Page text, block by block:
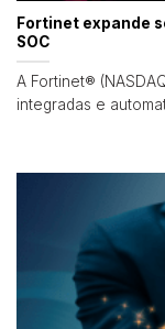
Fortinet expande
SOC
A Fortinet®
integradas e